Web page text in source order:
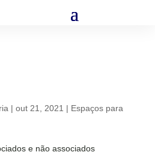
| out 21, 2021 | Espaços para
e não associados